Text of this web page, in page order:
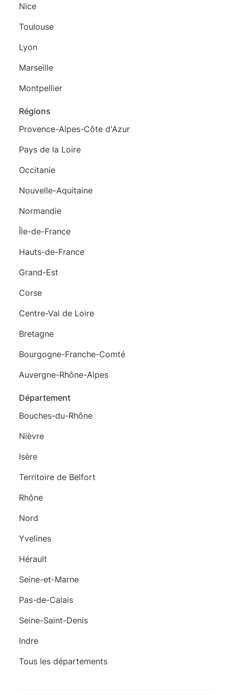
Nice
Toulouse
Lyon
Marseille
Montpellier
Régions
Provence-Alpes-Côte d'Azur
Pays de la Loire
Occitanie
Nouvelle-Aquitaine
Normandie
Île-de-France
Hauts-de-France
Grand-Est
Corse
Centre-Val de Loire
Bretagne
Bourgogne-Franche-Comté
Auvergne-Rhône-Alpes
Département
Bouches-du-Rhône
Nièvre
Isère
Territoire de Belfort
Rhône
Nord
Yvelines
Hérault
Seine-et-Marne
Pas-de-Calais
Seine-Saint-Denis
Indre
Tous les départements